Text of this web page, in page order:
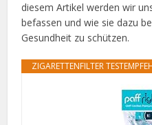
diesem Artikel werden wir
befassen und wie sie dazu
Gesundheit zu schützen.
ZIGARETTENFILTER